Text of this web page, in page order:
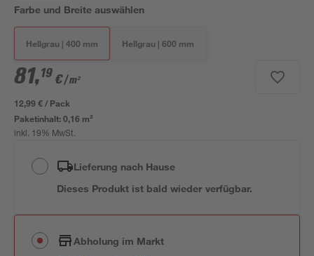
Farbe und Breite auswählen
Hellgrau | 400 mm Hellgrau | 600 mm
81,19 €/ m²
12,99 € / Pack
Paketinhalt:0,16 m²
inkl. 19% MwSt.
Lieferung nach Hause
Dieses Produkt ist bald wieder verfügbar.
Abholung im Markt